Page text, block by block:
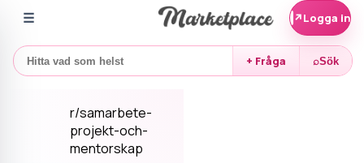
☰
+ Fråga ⌕Sök
↗Logga in
r/samarbete-
projekt-och-
mentorskap